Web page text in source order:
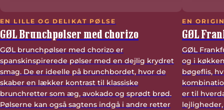
EN LILLE OG DELIKAT PØLSE
GØL Brunchpølser med chorizo
GØL brunchpølser med chorizo er
spanskinspirerede pølser med en dejlig krydret
smag. De er ideelle på brunchbordet, hvor de
skaber en lækker kontrast til klassiske
brunchretter som æg, avokado og sprødt brød.
Pølserne kan også sagtens indgå i andre retter
EN
GØL
GØL
og i
bøgeflis,
er til